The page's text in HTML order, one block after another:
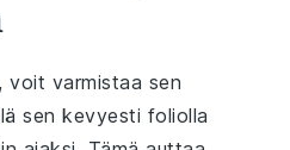
voit varmistaa sen
sen kevyesti foliolla